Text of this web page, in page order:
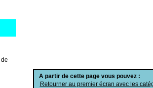
A partir de cette page vous pouvez :
Retourner au premier écran avec les